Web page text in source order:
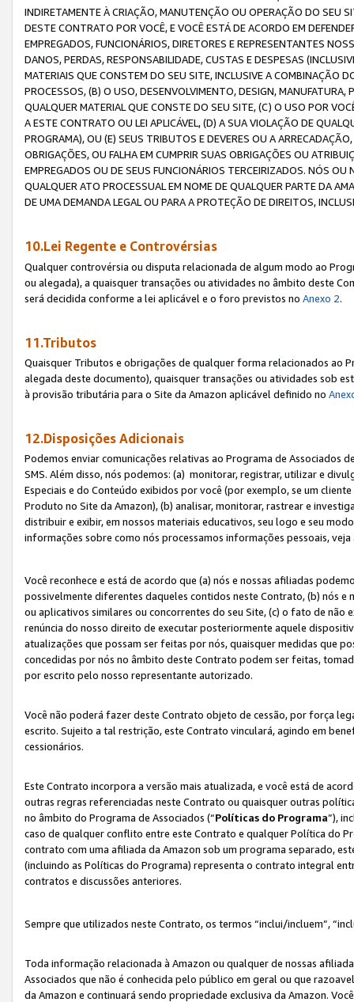
INDIRETAMENTE À CRIAÇÃO, MANUTENÇÃO OU OPERAÇÃO DO SEU
DESTE CONTRATO POR VOCÊ, E VOCÊ ESTÁ DE ACORDO EM
EMPREGADOS, FUNCIONÁRIOS, DIRETORES E REPRESENTANTES
DANOS, PERDAS, RESPONSABILIDADE, CUSTAS E DESPESAS
MATERIAIS QUE CONSTEM DO SEU SITE, INCLUSIVE A COMBINAÇÃO
PROCESSOS, (B) O USO, DESENVOLVIMENTO, DESIGN,
QUALQUER MATERIAL QUE CONSTE DO SEU SITE, (C) O USO POR
A ESTE CONTRATO OU LEI APLICÁVEL, (D) A SUA VIOLAÇÃO DE
PROGRAMA), OU (E) SEUS TRIBUTOS E DEVERES OU A
OBRIGAÇÕES, OU FALHA EM CUMPRIR SUAS OBRIGAÇÕES OU
EMPREGADOS OU DE SEUS FUNCIONÁRIOS TERCEIRIZADOS. NÓS
QUALQUER ATO PROCESSUAL EM NOME DE QUALQUER PARTE DA
DE UMA DEMANDA LEGAL OU PARA A PROTEÇÃO DE DIREITOS,
10.Lei Regente e Controvérsias
Qualquer controvérsia ou disputa relacionada de algum modo ao
ou alegada), a quaisquer transações ou atividades no âmbito deste
será decidida conforme a lei aplicável e o foro previstos no Anexo 2.
11.Tributos
Quaisquer Tributos e obrigações de qualquer forma relacionados ao
alegada deste documento), quaisquer transações ou atividades sob
à provisão tributária para o Site da Amazon aplicável definido no
12.Disposições Adicionais
Podemos enviar comunicações relativas ao Programa de Associados
SMS. Além disso, nós podemos: (a) monitorar, registrar, utilizar e
Especiais e do Conteúdo exibidos por você (por exemplo, se um
Produto no Site da Amazon), (b) analisar, monitorar, rastrear e
distribuir e exibir, em nossos materiais educativos, seu logo e seu
informações sobre como nós processamos informações pessoais,
Você reconhece e está de acordo que (a) nós e nossas afiliadas
possivelmente diferentes daqueles contidos neste Contrato, (b) nós
ou aplicativos similares ou concorrentes do seu Site, (c) o fato de
renúncia do nosso direito de executar posteriormente aquele
atualizações que possam ser feitas por nós, quaisquer medidas que
concedidas por nós no âmbito deste Contrato podem ser feitas,
por escrito pelo nosso representante autorizado.
Você não poderá fazer deste Contrato objeto de cessão, por força
escrito. Sujeito a tal restrição, este Contrato vinculará, agindo em
cessionários.
Este Contrato incorpora a versão mais atualizada, e você está de
outras regras referenciadas neste Contrato ou quaisquer outras
no âmbito do Programa de Associados (“Políticas do Programa”),
caso de qualquer conflito entre este Contrato e qualquer Política do
contrato com uma afiliada da Amazon sob um programa separado,
(incluindo as Políticas do Programa) representa o contrato integral
contratos e discussões anteriores.
Sempre que utilizados neste Contrato, os termos “inclui/incluem”,
Toda informação relacionada à Amazon ou qualquer de nossas
Associados que não é conhecida pelo público em geral ou que
da Amazon e continuará sendo propriedade exclusiva da Amazon.